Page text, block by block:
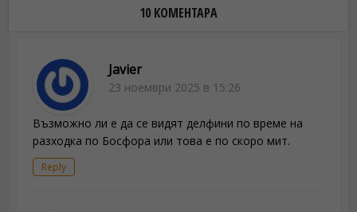
10 КОМЕНТАРА
Javier
23 ноември 2025 в 15:26
Възможно ли е да се видят делфини по време на
разходка по Босфора или това е по скоро мит.
Reply